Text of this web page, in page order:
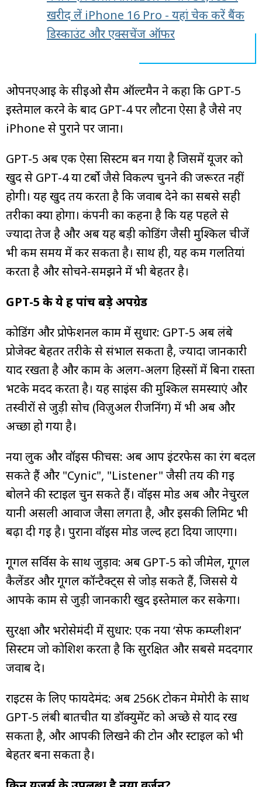
खरीद लें iPhone 16 Pro - यहां चेक करें बैंक
डिस्काउंट और एक्सचेंज ऑफर
ओपनएआई के सीईओ सैम ऑल्टमैन ने कहा कि GPT-5
इस्तेमाल करने के बाद GPT-4 पर लौटना ऐसा है जैसे नए
iPhone से पुराने पर जाना।
GPT-5 अब एक ऐसा सिस्टम बन गया है जिसमें यूजर को
खुद से GPT-4 या टर्बो जैसे विकल्प चुनने की जरूरत नहीं
होगी। यह खुद तय करता है कि जवाब देने का सबसे सही
तरीका क्या होगा। कंपनी का कहना है कि यह पहले से
ज्यादा तेज है और अब यह बड़ी कोडिंग जैसी मुश्किल चीजें
भी कम समय में कर सकता है। साथ ही, यह कम गलतियां
करता है और सोचने-समझने में भी बेहतर है।
GPT-5 के ये हैं पांच बड़े अपग्रेड
कोडिंग और प्रोफेशनल काम में सुधार: GPT-5 अब लंबे
प्रोजेक्ट बेहतर तरीके से संभाल सकता है, ज्यादा जानकारी
याद रखता है और काम के अलग-अलग हिस्सों में बिना रास्ता
भटके मदद करता है। यह साइंस की मुश्किल समस्याएं और
तस्वीरों से जुड़ी सोच (विज़ुअल रीजनिंग) में भी अब और
अच्छा हो गया है।
नया लुक और वॉइस फीचर्स: अब आप इंटरफेस का रंग बदल
सकते हैं और "Cynic", "Listener" जैसी तय की गई
बोलने की स्टाइल चुन सकते हैं। वॉइस मोड अब और नेचुरल
यानी असली आवाज जैसा लगता है, और इसकी लिमिट भी
बढ़ा दी गई है। पुराना वॉइस मोड जल्द हटा दिया जाएगा।
गूगल सर्विस के साथ जुड़ाव: अब GPT-5 को जीमेल, गूगल
कैलेंडर और गूगल कॉन्टैक्ट्स से जोड़ सकते हैं, जिससे ये
आपके काम से जुड़ी जानकारी खुद इस्तेमाल कर सकेगा।
सुरक्षा और भरोसेमंदी में सुधार: एक नया ‘सेफ कम्प्लीशन’
सिस्टम जो कोशिश करता है कि सुरक्षित और सबसे मददगार
जवाब दे।
राइटर्स के लिए फायदेमंद: अब 256K टोकन मेमोरी के साथ
GPT-5 लंबी बातचीत या डॉक्युमेंट को अच्छे से याद रख
सकता है, और आपकी लिखने की टोन और स्टाइल को भी
बेहतर बना सकता है।